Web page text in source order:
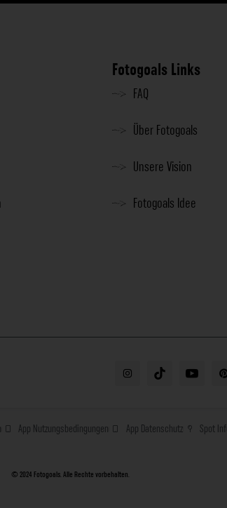
Fotogoals Links
FAQ
Über Fotogoals
Unsere Vision
Fotogoals Idee
App Nutzungsbedingungen App Datenschutz Spot
© 2024 Fotogoals. Alle Rechte vorbehalten.